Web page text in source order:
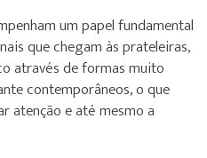
um papel fundamental
que chegam às prateleiras,
através de formas muito
contemporâneos, o que
atenção e até mesmo a